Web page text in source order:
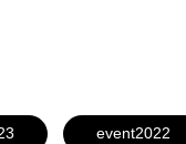
event2022